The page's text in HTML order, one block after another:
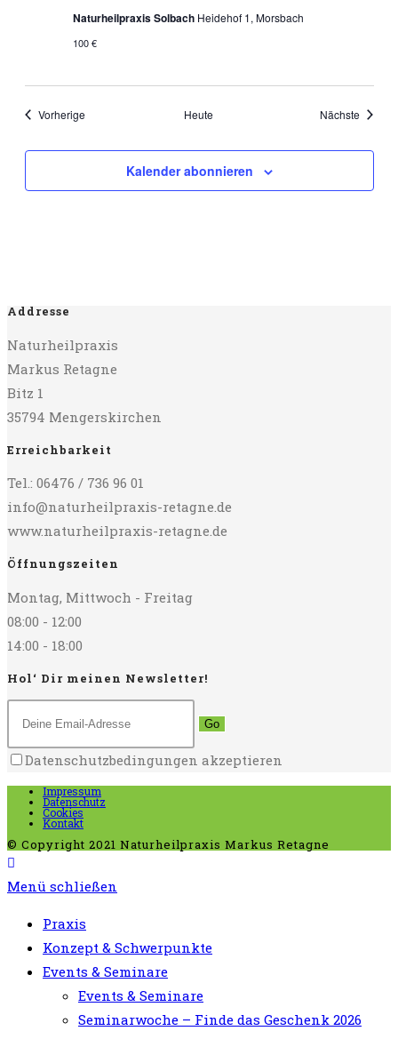
Naturheilpraxis Solbach Heidehof 1, Morsbach
100 €
VorherigeVeranstaltungen Heute Nächste
Kalender abonnieren
Addresse
Naturheilpraxis
Markus Retagne
Bitz 1
35794 Mengerskirchen
Erreichbarkeit
Tel.: 06476 / 736 96 01
info@naturheilpraxis-retagne.de
www.naturheilpraxis-retagne.de
Öffnungszeiten
Montag, Mittwoch - Freitag
08:00 - 12:00
14:00 - 18:00
Hol‘ Dir meinen Newsletter!
Go
Datenschutzbedingungen akzeptieren
Impressum
Datenschutz
Cookies
Kontakt
© Copyright 2021 Naturheilpraxis Markus Retagne
Menü schließen
Praxis
Konzept & Schwerpunkte
Events & Seminare
Events & Seminare
Seminarwoche – Finde das Geschenk 2026